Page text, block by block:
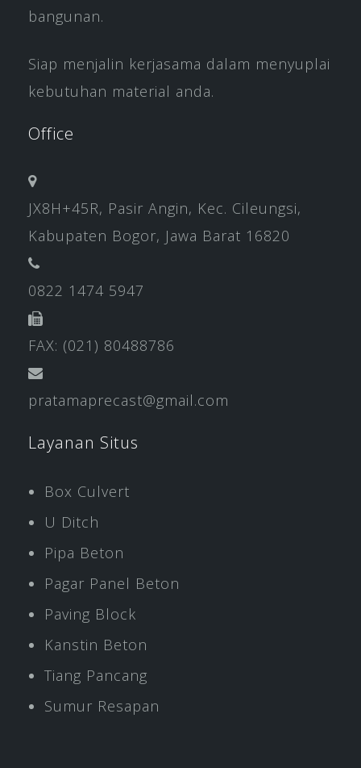
bangunan.
Siap menjalin kerjasama dalam menyuplai
kebutuhan material anda.
Office
JX8H+45R, Pasir Angin, Kec. Cileungsi,
Kabupaten Bogor, Jawa Barat 16820
0822 1474 5947
FAX: (021) 80488786
pratamaprecast@gmail.com
Layanan Situs
Box Culvert
U Ditch
Pipa Beton
Pagar Panel Beton
Paving Block
Kanstin Beton
Tiang Pancang
Sumur Resapan